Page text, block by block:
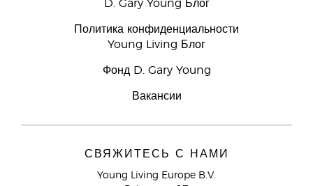
D. Gary Young Блог
Политика конфиденциальности
Young Living Блог
Фонд D. Gary Young
Вакансии
СВЯЖИТЕСЬ С НАМИ
Young Living Europe B.V.